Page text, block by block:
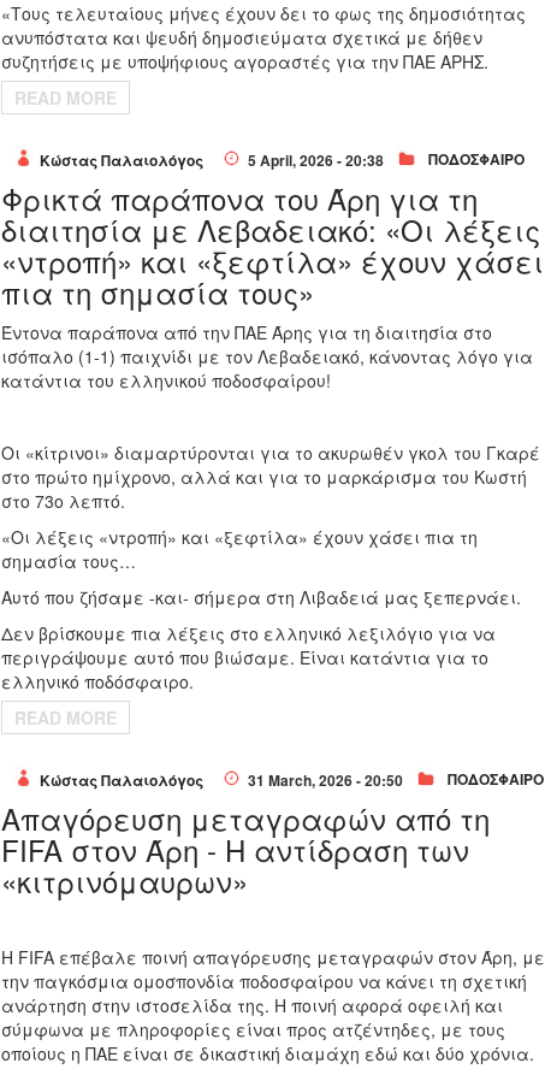
«Τους τελευταίους μήνες έχουν δει το φως της δημοσιότητας
ανυπόστατα και ψευδή δημοσιεύματα σχετικά με δήθεν
συζητήσεις με υποψήφιους αγοραστές για την ΠΑΕ ΑΡΗΣ.
READ MORE
Κώστας Παλαιολόγος 5 April, 2026 - 20:38 ΠΟΔΟΣΦΑΙΡΟ
Φρικτά παράπονα του Άρη για τη
διαιτησία με Λεβαδειακό: «Οι λέξεις
«ντροπή» και «ξεφτίλα» έχουν χάσει
πια τη σημασία τους»
Έντονα παράπονα από την ΠΑΕ Άρης για τη διαιτησία στο
ισόπαλο (1-1) παιχνίδι με τον Λεβαδειακό, κάνοντας λόγο για
κατάντια του ελληνικού ποδοσφαίρου!
Οι «κίτρινοι» διαμαρτύρονται για το ακυρωθέν γκολ του Γκαρέ
στο πρώτο ημίχρονο, αλλά και για το μαρκάρισμα του Κωστή
στο 73ο λεπτό.
«Οι λέξεις «ντροπή» και «ξεφτίλα» έχουν χάσει πια τη
σημασία τους…
Αυτό που ζήσαμε -και- σήμερα στη Λιβαδειά μας ξεπερνάει.
Δεν βρίσκουμε πια λέξεις στο ελληνικό λεξιλόγιο για να
περιγράψουμε αυτό που βιώσαμε. Είναι κατάντια για το
ελληνικό ποδόσφαιρο.
READ MORE
Κώστας Παλαιολόγος 31 March, 2026 - 20:50 ΠΟΔΟΣΦΑΙΡΟ
Απαγόρευση μεταγραφών από τη
FIFA στον Άρη - Η αντίδραση των
«κιτρινόμαυρων»
Η FIFA επέβαλε ποινή απαγόρευσης μεταγραφών στον Άρη, με
την παγκόσμια ομοσπονδία ποδοσφαίρου να κάνει τη σχετική
ανάρτηση στην ιστοσελίδα της. Η ποινή αφορά οφειλή και
σύμφωνα με πληροφορίες είναι προς ατζέντηδες, με τους
οποίους η ΠΑΕ είναι σε δικαστική διαμάχη εδώ και δύο χρόνια.